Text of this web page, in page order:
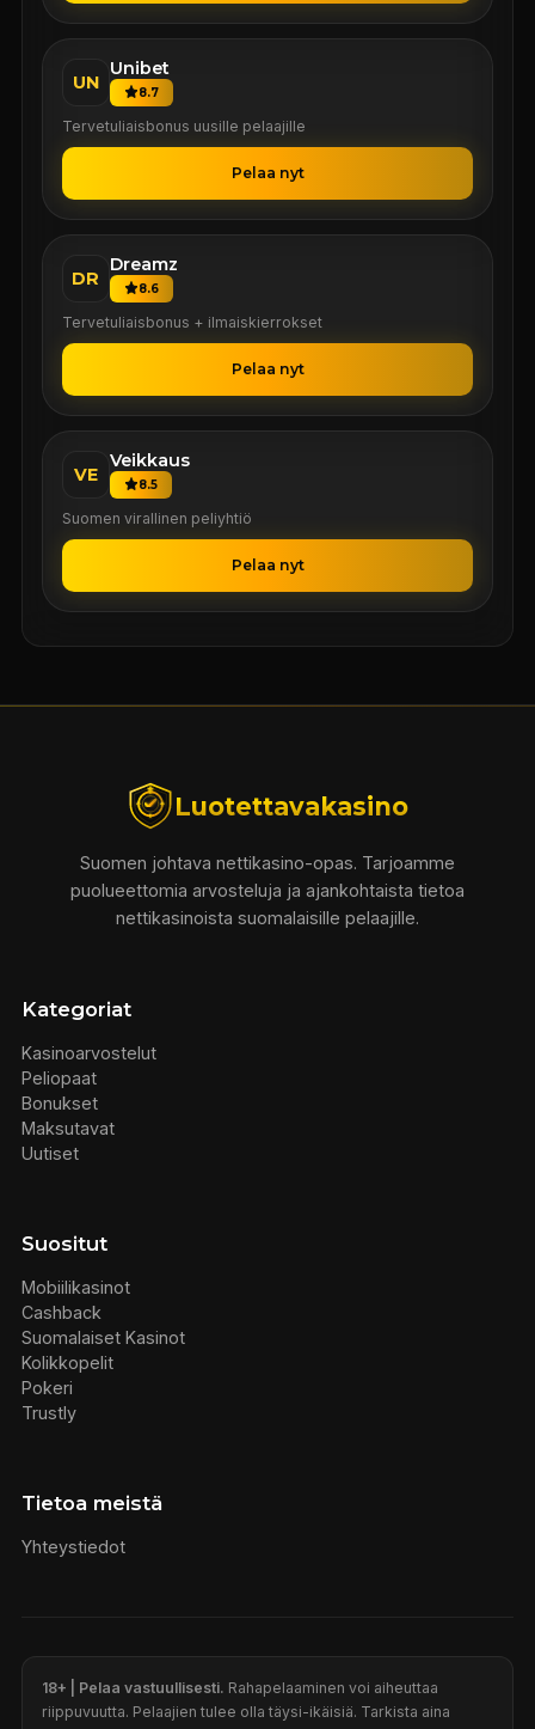
UN
Unibet
8.7
Tervetuliaisbonus uusille pelaajille
Pelaa nyt
DR
Dreamz
8.6
Tervetuliaisbonus + ilmaiskierrokset
Pelaa nyt
VE
Veikkaus
8.5
Suomen virallinen peliyhtiö
Pelaa nyt
Luotettavakasino
Suomen johtava nettikasino-opas. Tarjoamme
puolueettomia arvosteluja ja ajankohtaista tietoa
nettikasinoista suomalaisille pelaajille.
Kategoriat
Kasinoarvostelut
Peliopaat
Bonukset
Maksutavat
Uutiset
Suositut
Mobiilikasinot
Cashback
Suomalaiset Kasinot
Kolikkopelit
Pokeri
Trustly
Tietoa meistä
Yhteystiedot
18+ | Pelaa vastuullisesti. Rahapelaaminen voi aiheuttaa
riippuvuutta. Pelaajien tulee olla täysi-ikäisiä. Tarkista aina